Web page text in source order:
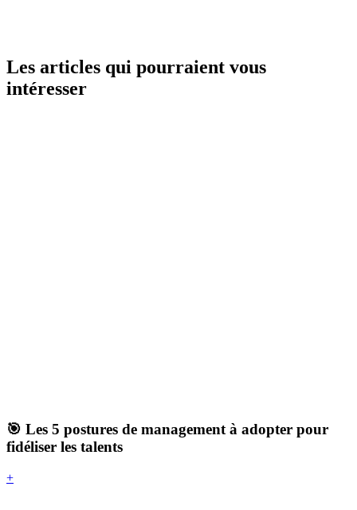
Les articles qui pourraient vous
intéresser
🎯 Les 5 postures de management à adopter pour
fidéliser les talents
+